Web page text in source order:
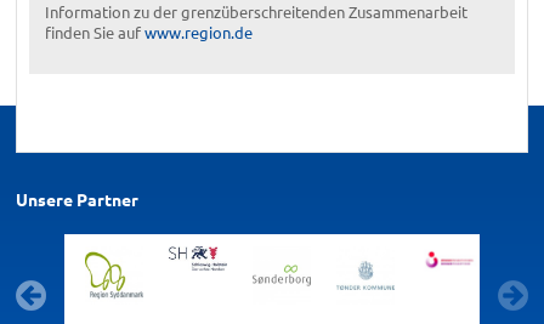
Information zu der grenzüberschreitenden Zusammenarbeit
finden Sie aufwww.region.de
Unsere Partner